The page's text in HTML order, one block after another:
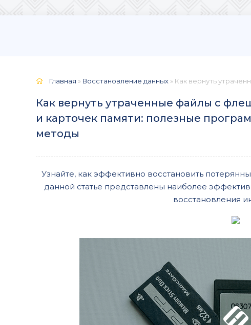
Главная » Восстановление данных » Как вернуть утраченные
Как вернуть утраченные файлы с
и карточек памяти: полезные
методы
Узнайте, как эффективно восстановить
данной статье представлены наиболее
восстановления